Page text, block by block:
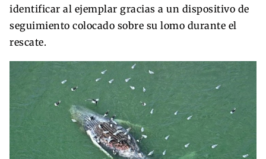
identificar al ejemplar gracias a un dispositivo de
seguimiento colocado sobre su lomo durante el
rescate.